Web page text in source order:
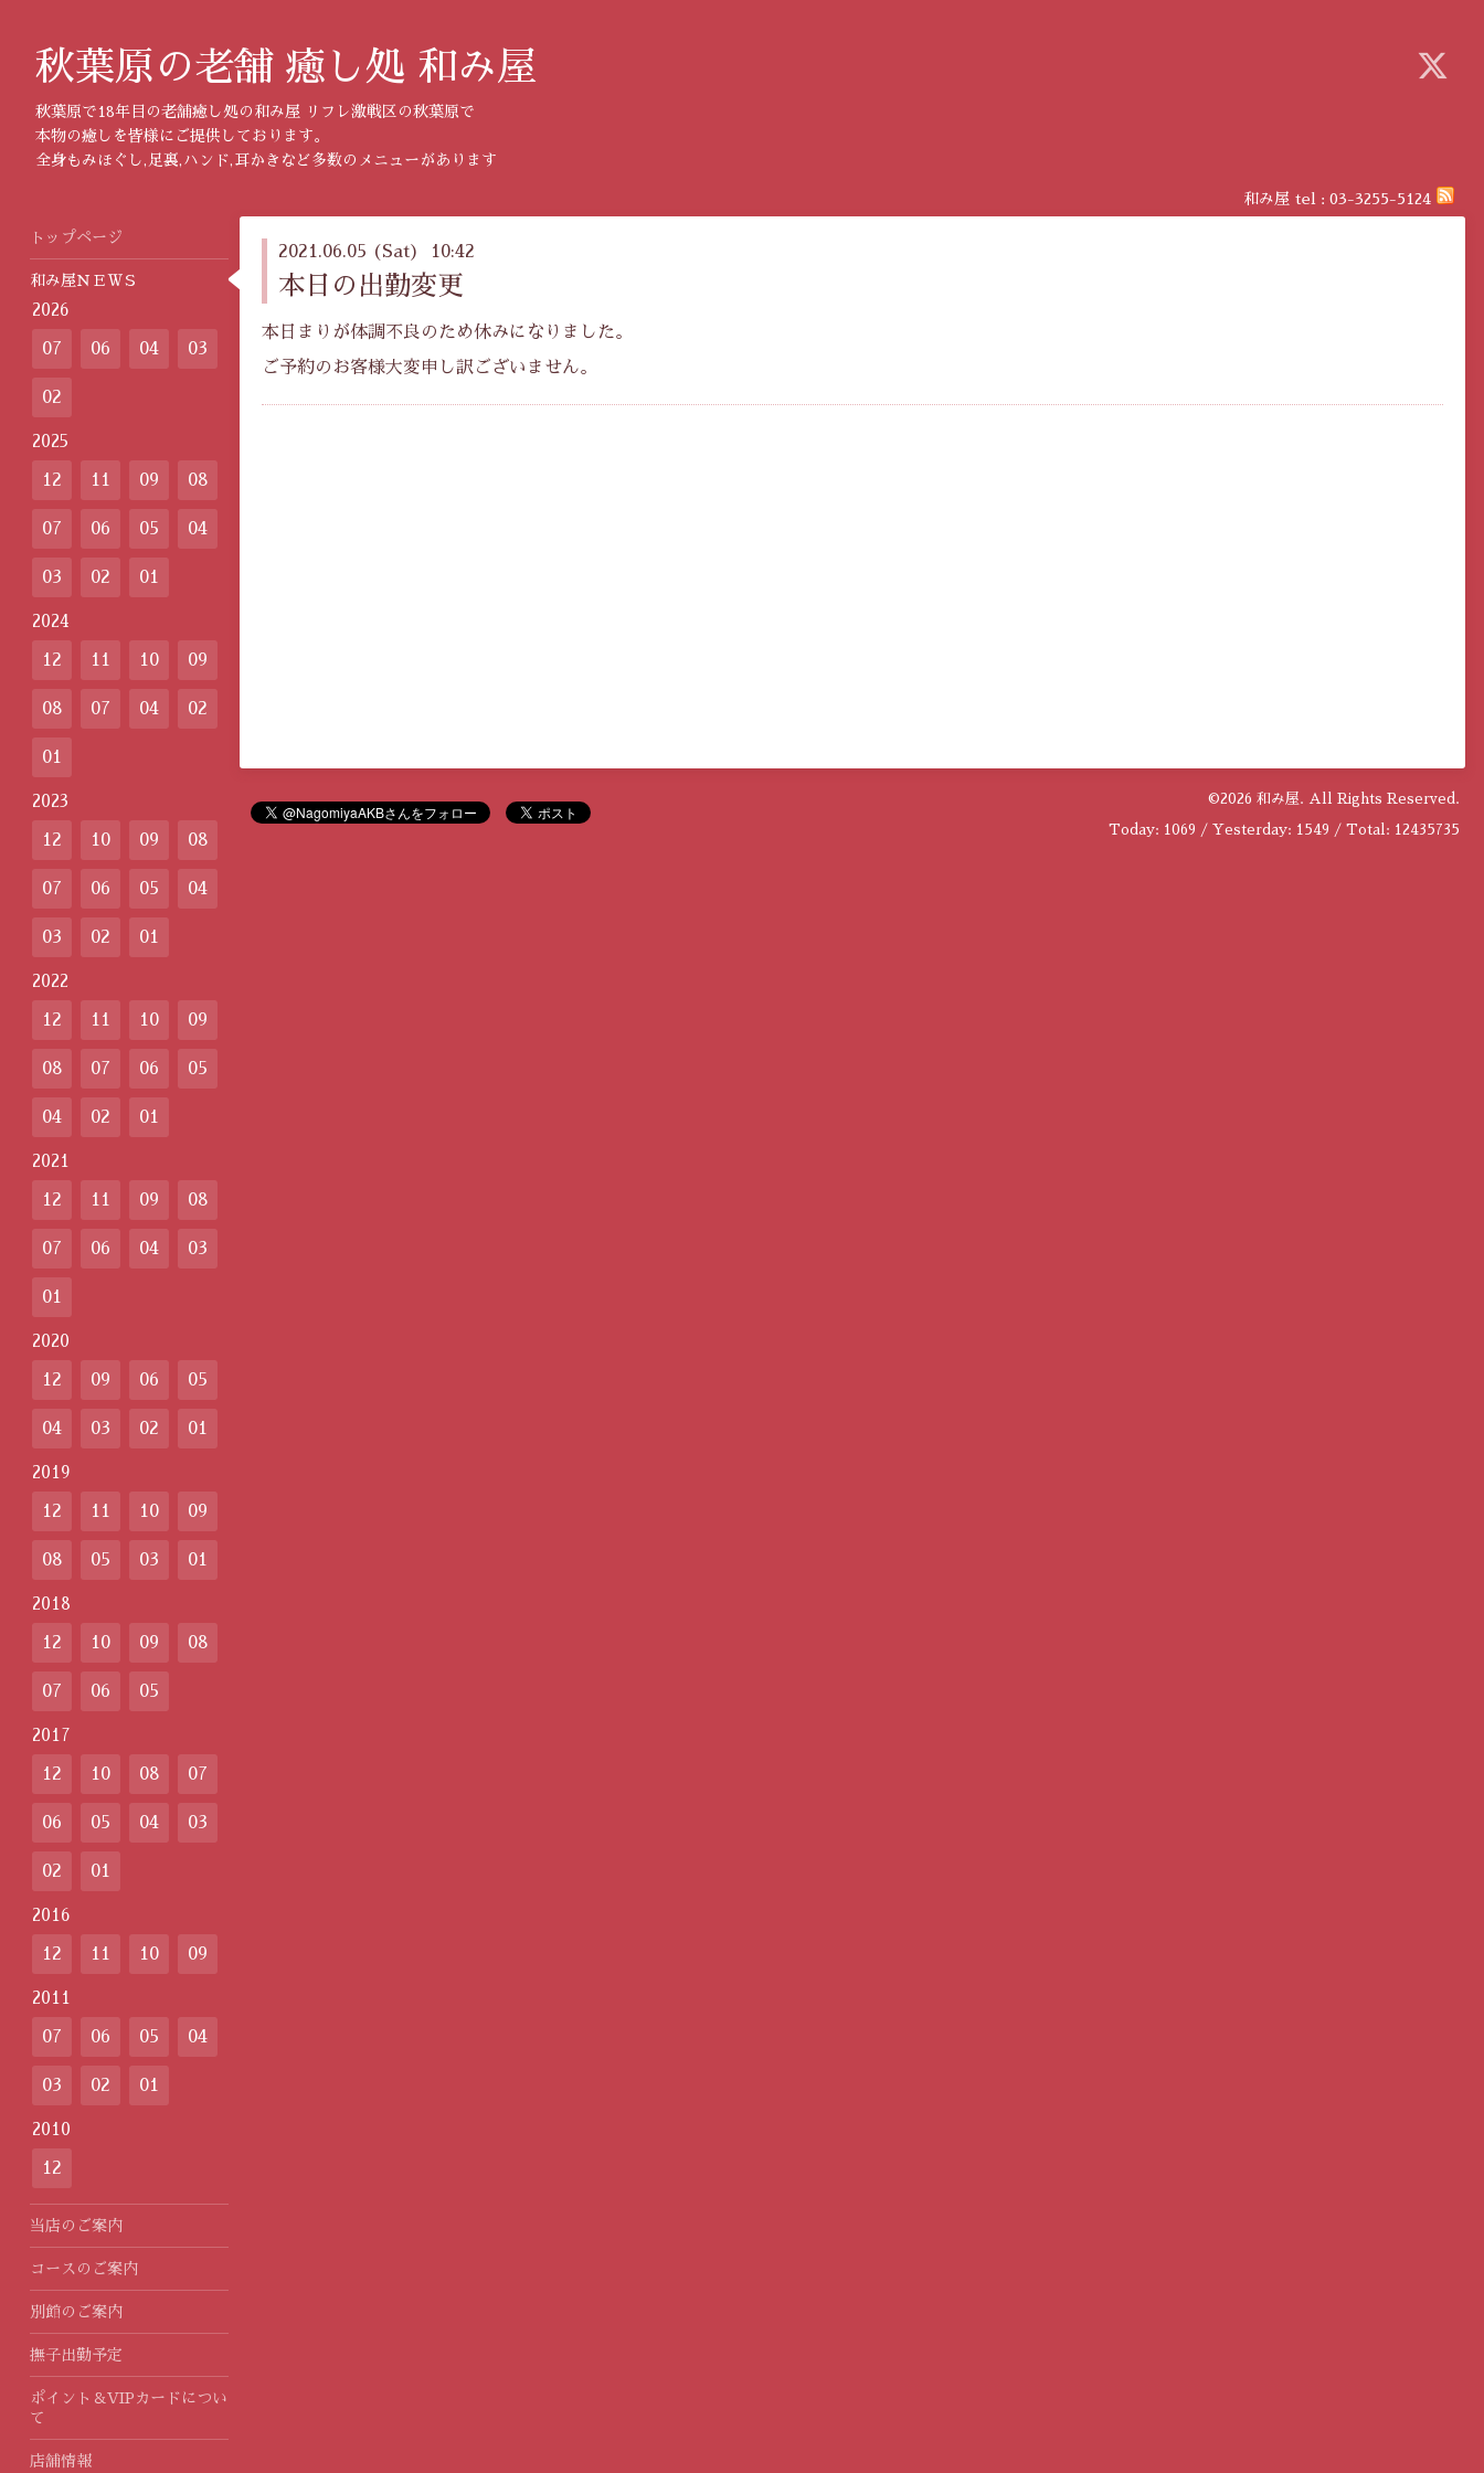
秋葉原の老舗 癒し処 和み屋
秋葉原で18年目の老舗癒し処の和み屋 リフレ激戦区の秋葉原で
本物の癒しを皆様にご提供しております。
全身もみほぐし,足裏,ハンド,耳かきなど多数のメニューがあります
和み屋 tel : 03-3255-5124
2021.06.05 (Sat) 10:42
本日の出勤変更
本日まりが体調不良のため休みになりました。
ご予約のお客様大変申し訳ございません。
©2026 和み屋. All Rights Reserved.
Today: 1069 / Yesterday: 1549 / Total: 12435735
トップページ
和み屋ＮＥＷＳ
2026
07 06 04 03
02
2025
12 11 09 08
07 06 05 04
03 02 01
2024
12 11 10 09
08 07 04 02
01
2023
12 10 09 08
07 06 05 04
03 02 01
2022
12 11 10 09
08 07 06 05
04 02 01
2021
12 11 09 08
07 06 04 03
01
2020
12 09 06 05
04 03 02 01
2019
12 11 10 09
08 05 03 01
2018
12 10 09 08
07 06 05
2017
12 10 08 07
06 05 04 03
02 01
2016
12 11 10 09
2011
07 06 05 04
03 02 01
2010
12
当店のご案内
コースのご案内
別館のご案内
撫子出勤予定
ポイント＆VIPカードについ
て
店舗情報